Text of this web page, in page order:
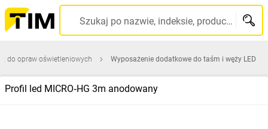
Szukaj po nazwie, indeksie, producencie, kodzie kreskowym...
do opraw oświetleniowych Wyposażenie dodatkowe do taśm i węży LED
Profil led MICRO‑HG 3m anodowany